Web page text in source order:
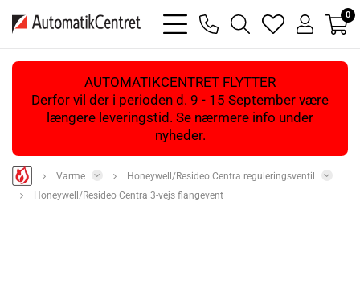
bars
light
phone
magnifying
glass
heart
light
user
light
0
AUTOMATIKCENTRET FLYTTER
Derfor vil der i perioden d. 9 - 15 September være
længere leveringstid. Se nærmere info under
nyheder.
Varme
Honeywell/Resideo Centra reguleringsventil
Honeywell/Resideo Centra 3-vejs flangevent